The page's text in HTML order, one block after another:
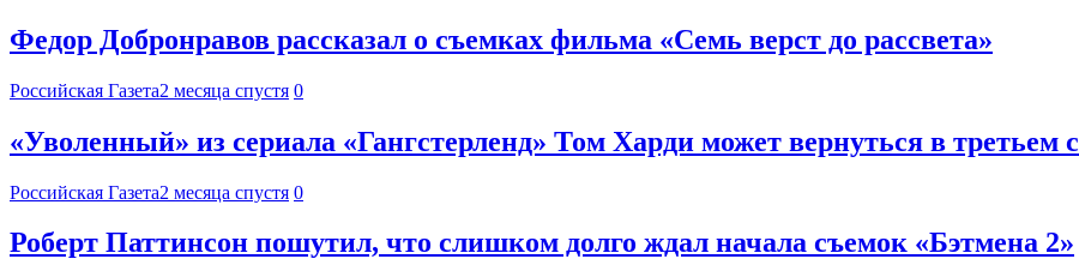
Федор Добронравов рассказал о съемках фильма «Семь верст до рассвета»
Российская Газета2 месяца спустя 0
«Уволенный» из сериала «Гангстерленд» Том Харди может вернуться в третьем
Российская Газета2 месяца спустя 0
Роберт Паттинсон пошутил, что слишком долго ждал начала съемок «Бэтмена 2»